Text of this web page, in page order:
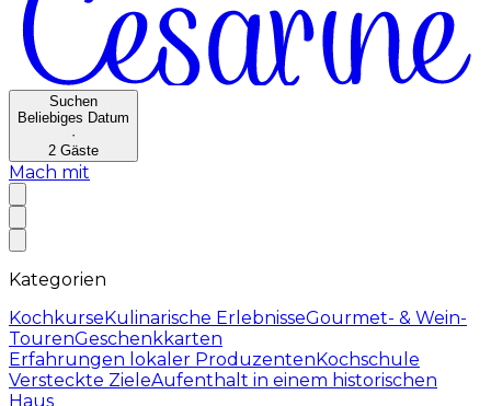
Suchen
Beliebiges Datum
·
2 Gäste
Mach mit
Kategorien
KochkurseKulinarische ErlebnisseGourmet- & Wein-
TourenGeschenkkarten
Erfahrungen lokaler ProduzentenKochschule
Versteckte ZieleAufenthalt in einem historischen
Haus